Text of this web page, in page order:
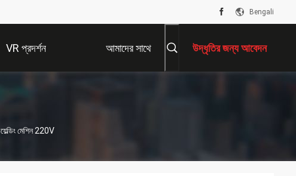
Bengali
VR প্রদর্শন আমাদের সাথে উদ্ধৃতির জন্য আবেদন
মেশিন 220V